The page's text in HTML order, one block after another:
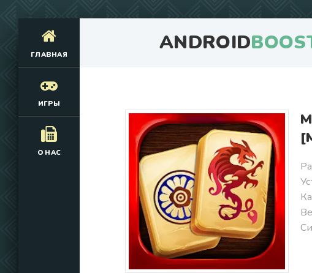
ANDROID
ГЛАВНАЯ
ИГРЫ
О НАС